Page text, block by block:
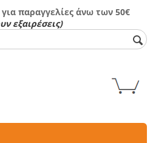
για παραγγελίες άνω των 50€
εξαιρέσεις)